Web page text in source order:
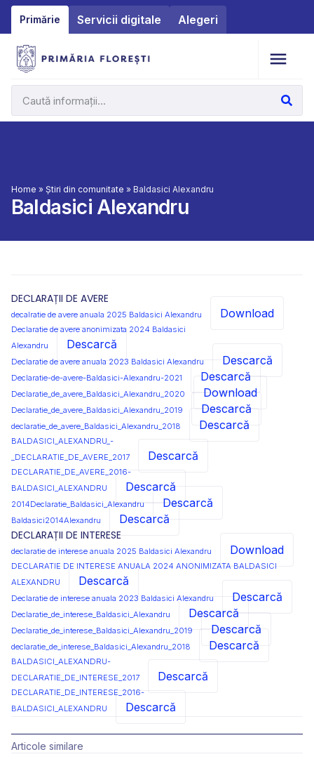
Primărie Servicii digitale Alegeri
Home » Știri din comunitate » Baldasici Alexandru
Baldasici Alexandru
DECLARAȚII DE AVERE
decalratie de avere anuala 2025 Baldasici Alexandru Download
Declaratie de avere anonimizata 2024 Baldasici
Alexandru
Descarcă
Declaratie de avere anuala 2023 Baldasici Alexandru Descarcă
Declaratie-de-avere-Baldasici-Alexandru-2021 Descarcă
Declaratie_de_avere_Baldasici_Alexandru_2020 Download
Declaratie_de_avere_Baldasici_Alexandru_2019 Descarcă
declaratie_de_avere_Baldasici_Alexandru_2018 Descarcă
BALDASICI_ALEXANDRU_-
_DECLARATIE_DE_AVERE_2017
Descarcă
DECLARATIE_DE_AVERE_2016-
BALDASICI_ALEXANDRU
Descarcă
2014Declaratie_Baldasici_Alexandru Descarcă
Baldasici2014Alexandru
Descarcă
DECLARAȚII DE INTERESE
declaratie de interese anuala 2025 Baldasici Alexandru Download
DECLARATIE DE INTERESE ANUALA 2024 ANONIMIZATA BALDASICI
ALEXANDRU
Descarcă
Declaratie de interese anuala 2023 Baldasici Alexandru Descarcă
Declaratie_de_interese_Baldasici_Alexandru Descarcă
Declaratie_de_interese_Baldasici_Alexandru_2019 Descarcă
declaratie_de_interese_Baldasici_Alexandru_2018 Descarcă
BALDASICI_ALEXANDRU-
DECLARATIE_DE_INTERESE_2017
Descarcă
DECLARATIE_DE_INTERESE_2016-
BALDASICI_ALEXANDRU
Descarcă
Articole similare